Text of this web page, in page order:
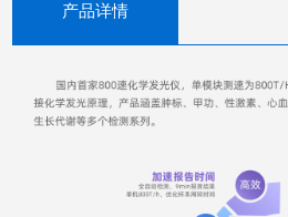
产品详情